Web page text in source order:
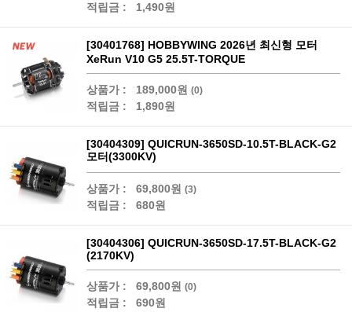
적립금 : 1,490원
[30401768] HOBBYWING 2026년 최신형 모터
XeRun V10 G5 25.5T-TORQUE
상품가 : 189,000원 (0)
적립금 : 1,890원
[30404309] QUICRUN-3650SD-10.5T-BLACK-G2
모터(3300KV)
상품가 : 69,800원 (3)
적립금 : 680원
[30404306] QUICRUN-3650SD-17.5T-BLACK-G2
(2170KV)
상품가 : 69,800원 (0)
적립금 : 690원